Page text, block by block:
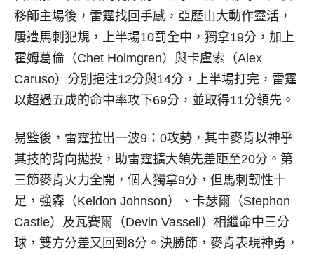
移師主場後，雷霆找回手感，亞歷山大動作靈活，
屢遭馬刺犯規，上半場10罰全中，獨拿19分，加上
霍姆葛倫（Chet Holmgren）與卡盧索（Alex
Caruso）分別挹注12分與14分，上半場打完，雷霆
以超過五成的命中率攻下69分，並取得11分領先。
易籃後，雷霆拉出一波9：0攻勢，其中麥肯以神乎
其技的背向拋投，助雷霆擴大領先差距至20分。第
三節麥肯火力全開，個人獨拿9分，但馬刺韌性十
足，強森（Keldon Johnson）、卡瑟爾（Stephon
Castle）及瓦賽爾（Devin Vassell）相繼命中三分
球，雙方分差又回到8分。決勝節，麥肯表現神勇，